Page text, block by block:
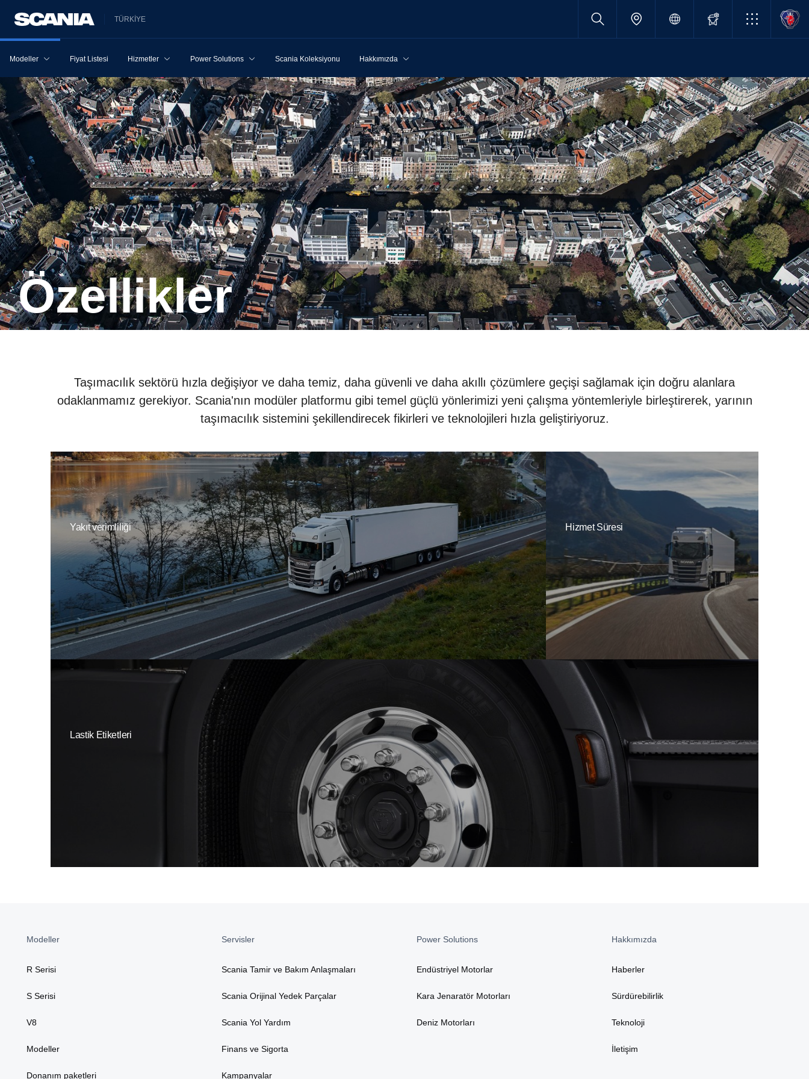
TÜRKİYE
Modeller Fiyat Listesi Hizmetler Power Solutions Scania Koleksiyonu Hakkımızda
Özellikler
Taşımacılık sektörü hızla değişiyor ve daha temiz, daha güvenli ve daha akıllı çözümlere geçişi sağlamak için doğru alanlara
odaklanmamız gerekiyor. Scania'nın modüler platformu gibi temel güçlü yönlerimizi yeni çalışma yöntemleriyle birleştirerek, yarının
taşımacılık sistemini şekillendirecek fikirleri ve teknolojileri hızla geliştiriyoruz.
Yakıt verimliliği Hizmet Süresi
Lastik Etiketleri
Modeller
R Serisi
S Serisi
V8
Modeller
Donanım paketleri
Servisler
Scania Tamir ve Bakım Anlaşmaları
Scania Orijinal Yedek Parçalar
Scania Yol Yardım
Finans ve Sigorta
Kampanyalar
Power Solutions
Endüstriyel Motorlar
Kara Jenaratör Motorları
Deniz Motorları
Hakkımızda
Haberler
Sürdürebilirlik
Teknoloji
İletişim